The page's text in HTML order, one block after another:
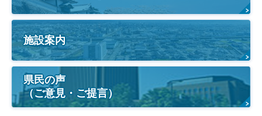
施設案内
県民の声
（ご意見・ご提言）